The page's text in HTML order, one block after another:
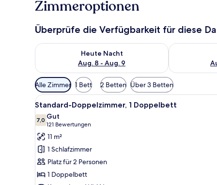
Zimmeroptionen
Überprüfe die Verfügbarkeit für diese
Heute Nacht
Aug. 8 - Aug. 9
Überprüfe die Verfügbarkeit für heute Nacht, Aug. 8
Überprüfe
Verfügbare
Filter
für
Zimmer
Alle Zimmer 1 Bett 2 Betten Über 3 Betten
Alle
Fotos
für
Standard-
Doppelzimmer,
Doppelbett
anzeigen
Ein Hotelzimmer mit einer
5
Standard-Doppelzimmer, 1 Doppelbett
7,07,0 von 10
Gut
121 Bewertungen
(121
Bewertungen)
11 m²
1 Schlafzimmer
Platz für 2 Personen
1 Doppelbett